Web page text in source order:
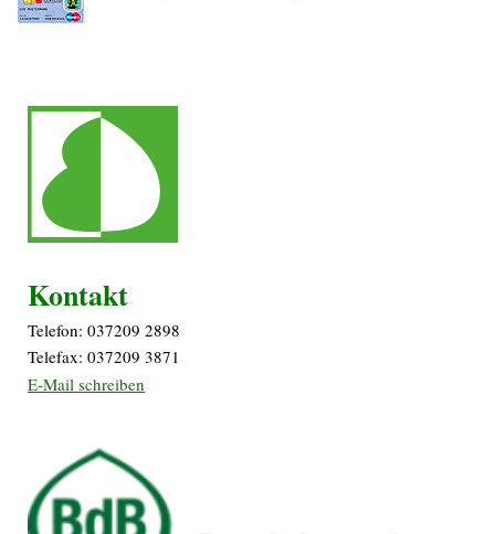
Kontakt
Telefon: 037209 2898
Telefax: 037209 3871
E-Mail schreiben